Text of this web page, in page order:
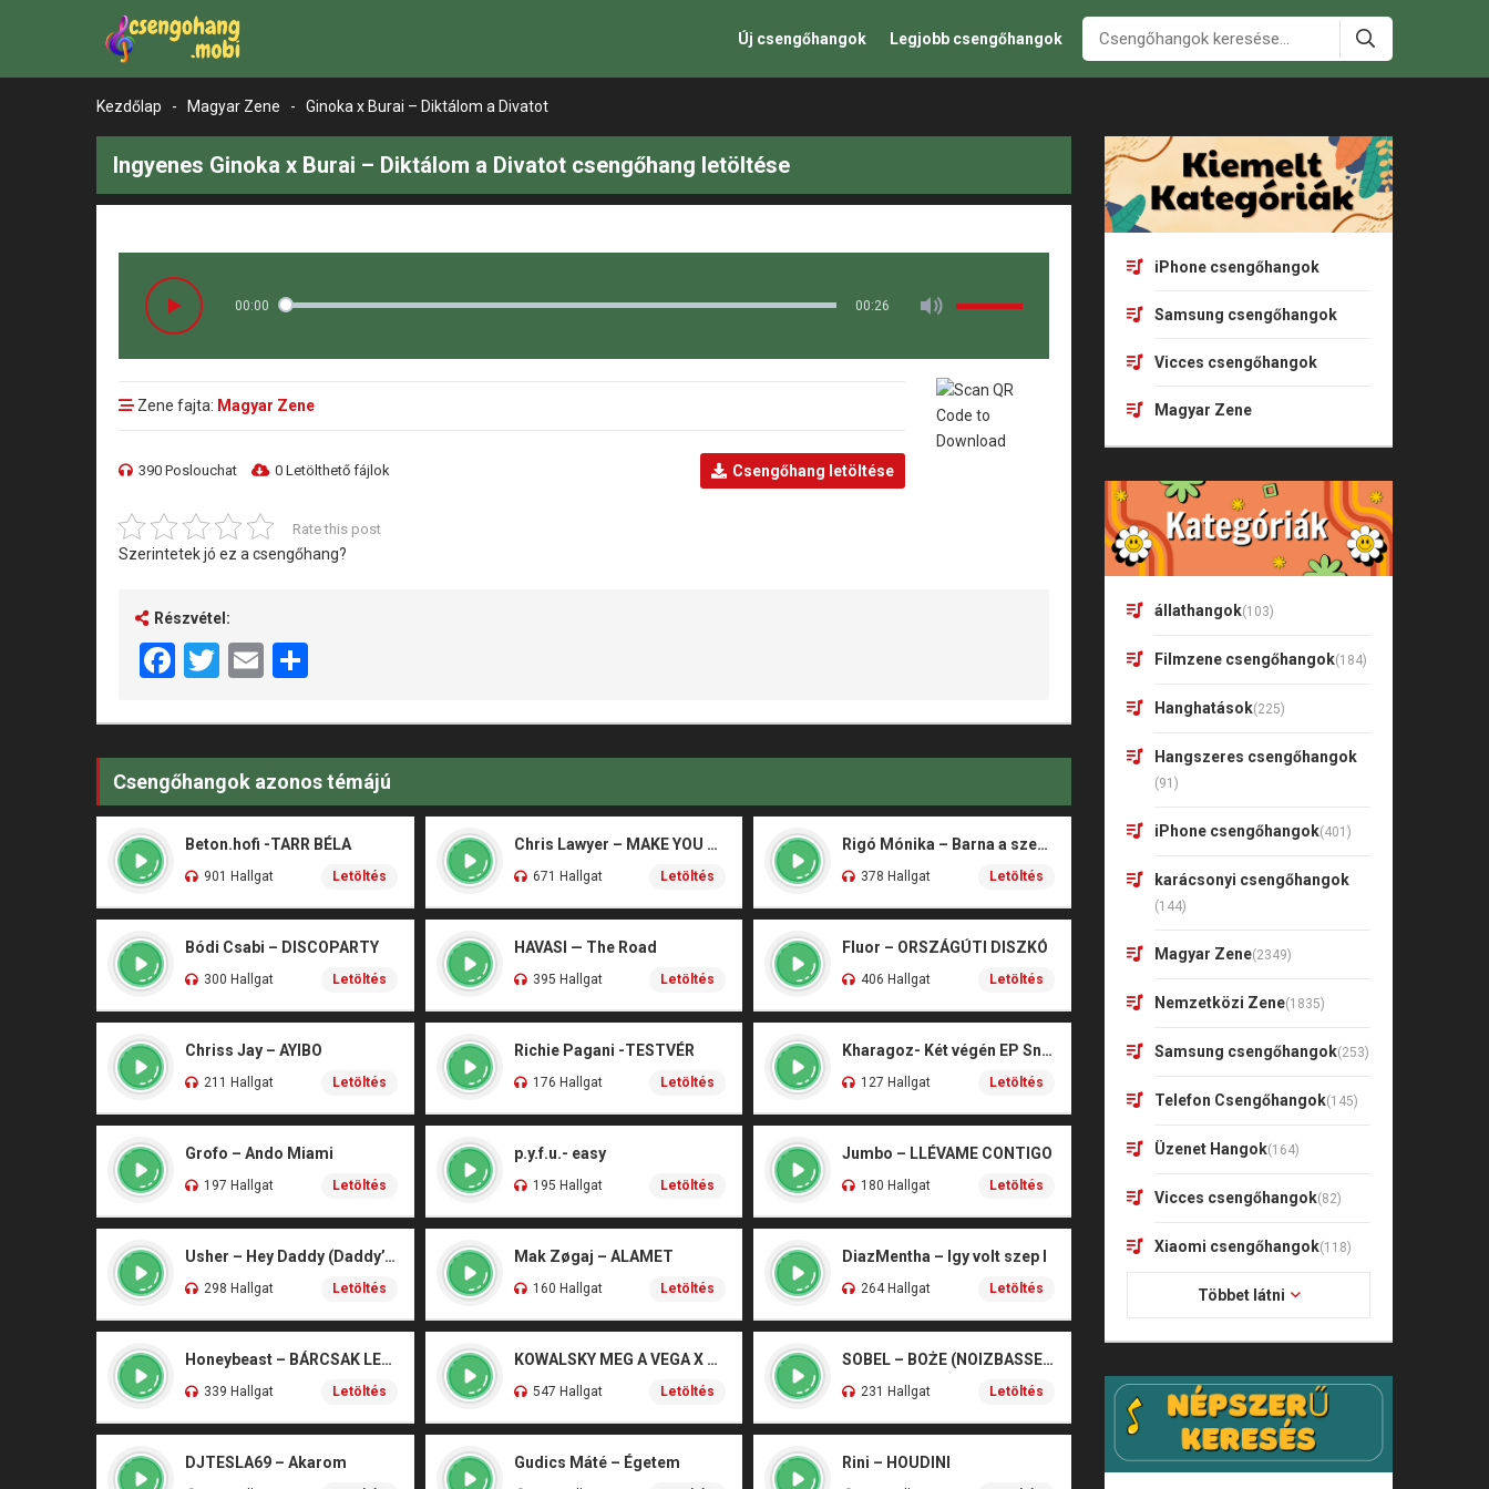
Új csengőhangok Legjobb csengőhangok
Kezdőlap - Magyar Zene - Ginoka x Burai – Diktálom a Divatot
Ingyenes Ginoka x Burai – Diktálom a Divatot csengőhang letöltése
00:00 00:26
Zene fajta: Magyar Zene
390 Poslouchat 0 Letölthető fájlok Csengőhang letöltése
Rate this post
Szerintetek jó ez a csengőhang?
Részvétel:
Facebook
Twitter
Email
Csengőhangok azonos témájú
Beton.hofi -TARR BÉLA
901 Hallgat Letöltés
Chris Lawyer – MAKE YOU FLY
671 Hallgat Letöltés
Rigó Mónika – Barna a szeme
378 Hallgat Letöltés
Bódi Csabi – DISCOPARTY
300 Hallgat Letöltés
HAVASI — The Road
395 Hallgat Letöltés
Fluor – ORSZÁGÚTI DISZKÓ
406 Hallgat Letöltés
Chriss Jay – AYIBO
211 Hallgat Letöltés
Richie Pagani -TESTVÉR
176 Hallgat Letöltés
Kharagoz- Két végén EP Snitt
127 Hallgat Letöltés
Grofo – Ando Miami
197 Hallgat Letöltés
p.y.f.u.- easy
195 Hallgat Letöltés
Jumbo – LLÉVAME CONTIGO
180 Hallgat Letöltés
Usher – Hey Daddy (Daddy’s Home)
298 Hallgat Letöltés
Mak Zøgaj – ALAMET
160 Hallgat Letöltés
DiazMentha – Igy volt szep I
264 Hallgat Letöltés
Honeybeast – BÁRCSAK LENNÉK
339 Hallgat Letöltés
KOWALSKY MEG A VEGA X SZEBÉNYI DANI – CSÓNAK
547 Hallgat Letöltés
SOBEL – BOŻE (NOIZBASSES REMIX)
231 Hallgat Letöltés
DJTESLA69 – Akarom Gudics Máté – Égetem Rini – HOUDINI
iPhone csengőhangok
Samsung csengőhangok
Vicces csengőhangok
Magyar Zene
állathangok(103)
Filmzene csengőhangok(184)
Hanghatások(225)
Hangszeres csengőhangok
(91)
iPhone csengőhangok(401)
karácsonyi csengőhangok
(144)
Magyar Zene(2349)
Nemzetközi Zene(1835)
Samsung csengőhangok(253)
Telefon Csengőhangok(145)
Üzenet Hangok(164)
Vicces csengőhangok(82)
Xiaomi csengőhangok(118)
Többet látni